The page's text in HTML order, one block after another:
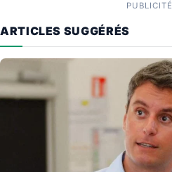
PUBLICITÉ
ARTICLES SUGGÉRÉS